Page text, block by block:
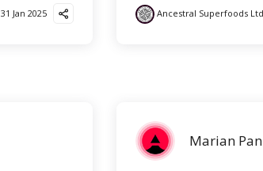
31 Jan 2025 Ancestral Superfoods
Marian